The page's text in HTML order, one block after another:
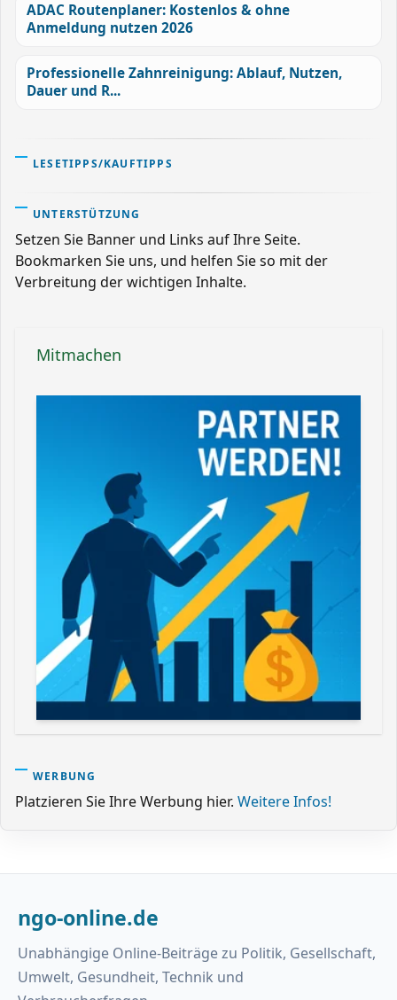
ADAC Routenplaner: Kostenlos & ohne
Anmeldung nutzen 2026
Professionelle Zahnreinigung: Ablauf, Nutzen,
Dauer und R...
LESETIPPS/KAUFTIPPS
UNTERSTÜTZUNG
Setzen Sie Banner und Links auf Ihre Seite.
Bookmarken Sie uns, und helfen Sie so mit der
Verbreitung der wichtigen Inhalte.
Mitmachen
WERBUNG
Platzieren Sie Ihre Werbung hier. Weitere Infos!
ngo-online.de
Unabhängige Online-Beiträge zu Politik, Gesellschaft,
Umwelt, Gesundheit, Technik und